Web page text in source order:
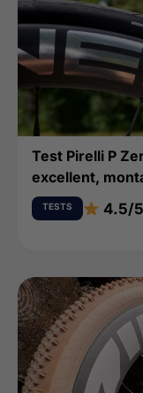
Test Pirelli P
excellent,
TESTS 4.5/5